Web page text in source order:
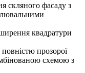
скляного фасаду з
квадратури
прозорої
схемою з